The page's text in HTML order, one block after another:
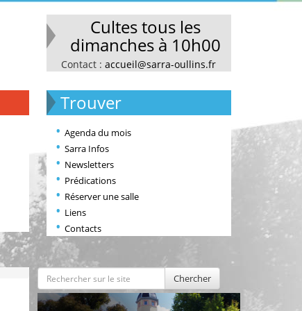
Cultes tous les
dimanches à 10h00
Contact :accueil@sarra-oullins.fr
Trouver
Agenda du mois
Sarra Infos
Newsletters
Prédications
Réserver une salle
Liens
Contacts
Chercher